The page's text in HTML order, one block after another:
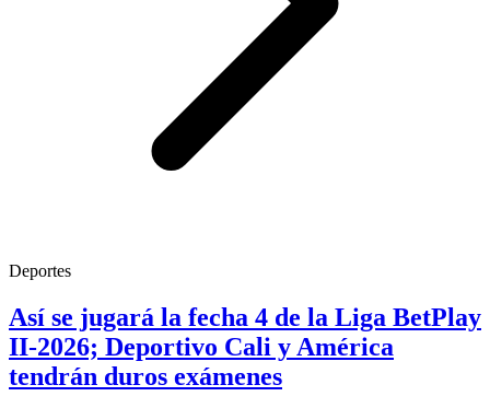
Deportes
Así se jugará la fecha 4 de la Liga BetPlay
II-2026; Deportivo Cali y América
tendrán duros exámenes